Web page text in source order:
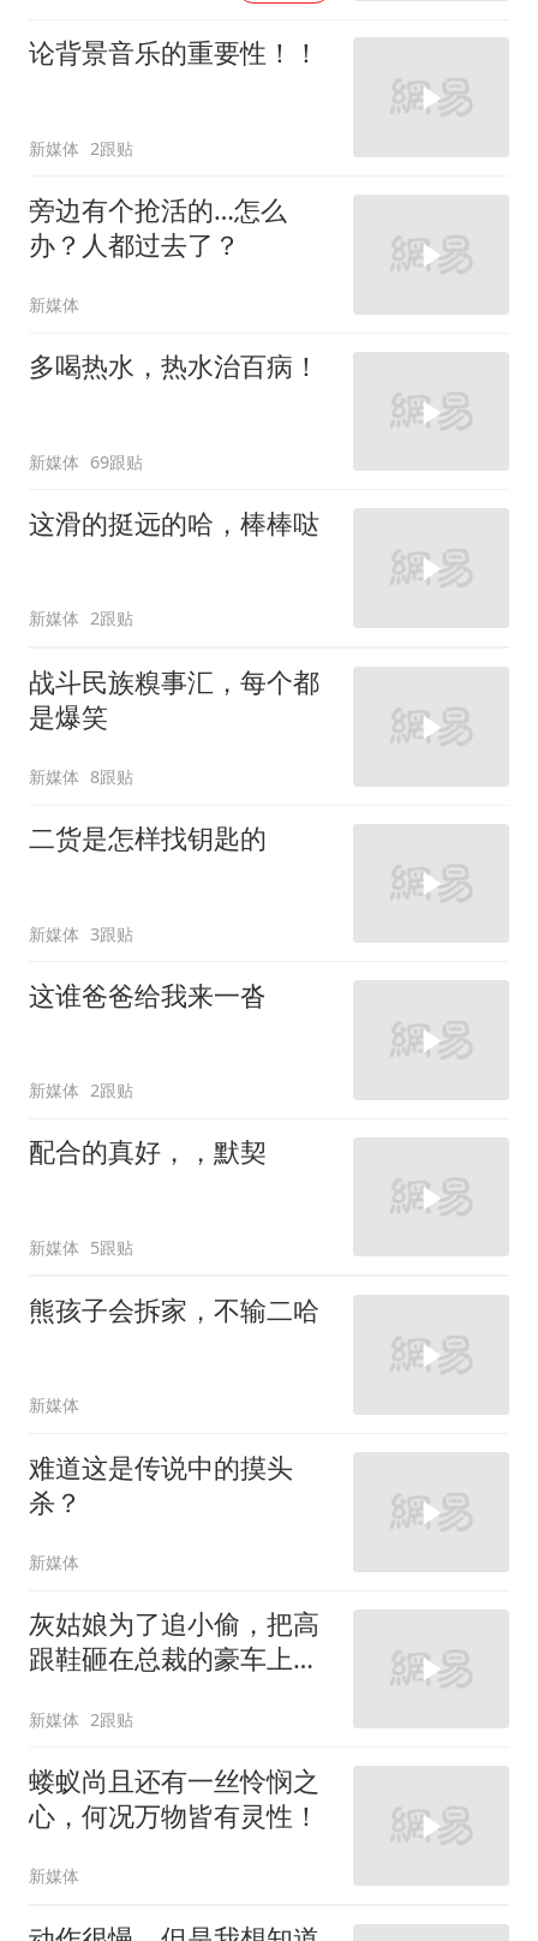
论背景音乐的重要性！！
新媒体 2跟贴
旁边有个抢活的…怎么
办？人都过去了？
新媒体
多喝热水，热水治百病！
新媒体 69跟贴
这滑的挺远的哈，棒棒哒
新媒体 2跟贴
战斗民族糗事汇，每个都
是爆笑
新媒体 8跟贴
二货是怎样找钥匙的
新媒体 3跟贴
这谁爸爸给我来一沓
新媒体 2跟贴
配合的真好，，默契
新媒体 5跟贴
熊孩子会拆家，不输二哈
新媒体
难道这是传说中的摸头
杀？
新媒体
灰姑娘为了追小偷，把高
跟鞋砸在总裁的豪车上，
新媒体 2跟贴
蝼蚁尚且还有一丝怜悯之
心，何况万物皆有灵性！
新媒体